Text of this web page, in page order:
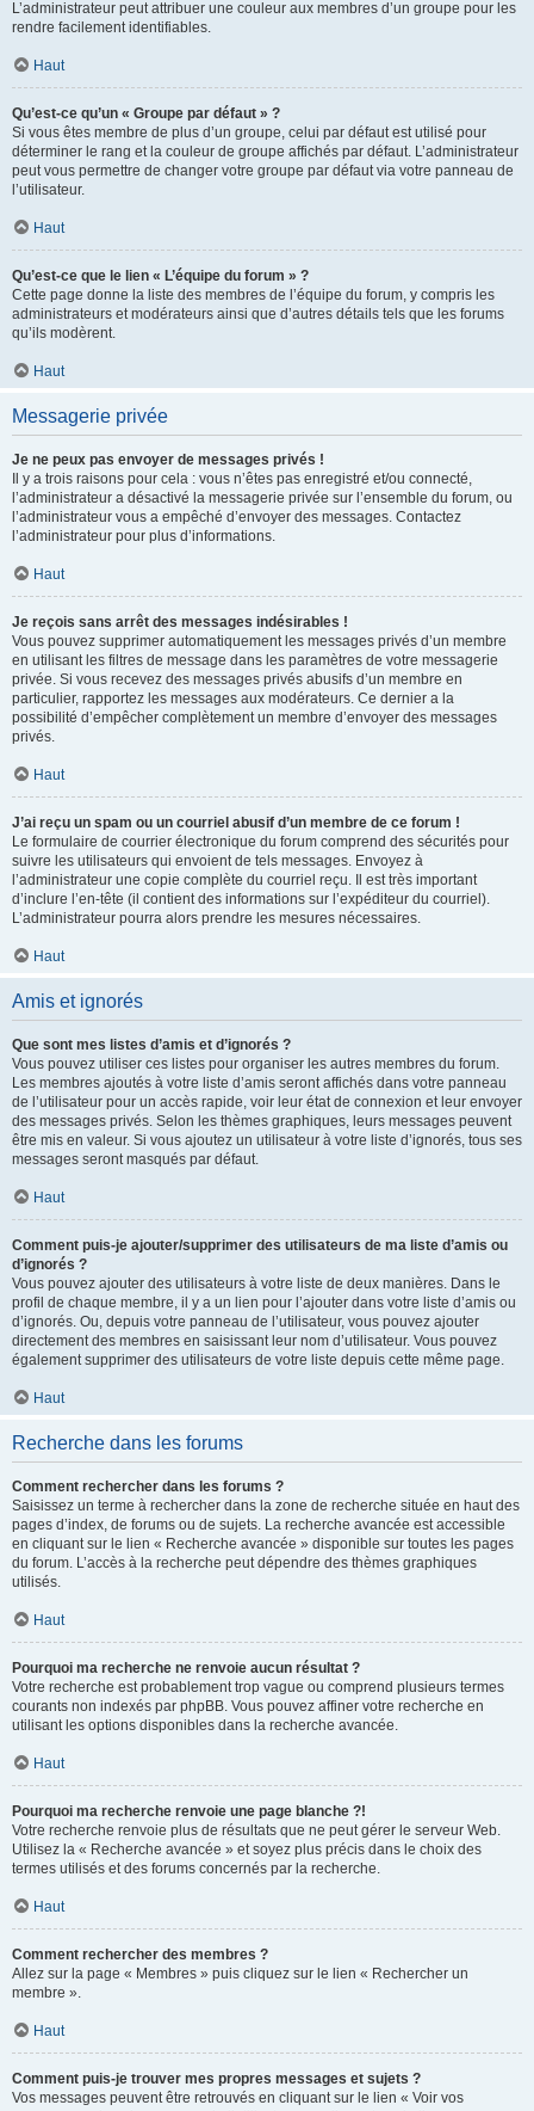
L’administrateur peut attribuer une couleur aux membres d’un groupe pour les
rendre facilement identifiables.
Haut
Qu’est-ce qu’un « Groupe par défaut » ?
Si vous êtes membre de plus d’un groupe, celui par défaut est utilisé pour
déterminer le rang et la couleur de groupe affichés par défaut. L’administrateur
peut vous permettre de changer votre groupe par défaut via votre panneau de
l’utilisateur.
Haut
Qu’est-ce que le lien « L’équipe du forum » ?
Cette page donne la liste des membres de l’équipe du forum, y compris les
administrateurs et modérateurs ainsi que d’autres détails tels que les forums
qu’ils modèrent.
Haut
Messagerie privée
Je ne peux pas envoyer de messages privés !
Il y a trois raisons pour cela : vous n’êtes pas enregistré et/ou connecté,
l’administrateur a désactivé la messagerie privée sur l’ensemble du forum, ou
l’administrateur vous a empêché d’envoyer des messages. Contactez
l’administrateur pour plus d’informations.
Haut
Je reçois sans arrêt des messages indésirables !
Vous pouvez supprimer automatiquement les messages privés d’un membre
en utilisant les filtres de message dans les paramètres de votre messagerie
privée. Si vous recevez des messages privés abusifs d’un membre en
particulier, rapportez les messages aux modérateurs. Ce dernier a la
possibilité d’empêcher complètement un membre d’envoyer des messages
privés.
Haut
J’ai reçu un spam ou un courriel abusif d’un membre de ce forum !
Le formulaire de courrier électronique du forum comprend des sécurités pour
suivre les utilisateurs qui envoient de tels messages. Envoyez à
l’administrateur une copie complète du courriel reçu. Il est très important
d’inclure l’en-tête (il contient des informations sur l’expéditeur du courriel).
L’administrateur pourra alors prendre les mesures nécessaires.
Haut
Amis et ignorés
Que sont mes listes d’amis et d’ignorés ?
Vous pouvez utiliser ces listes pour organiser les autres membres du forum.
Les membres ajoutés à votre liste d’amis seront affichés dans votre panneau
de l’utilisateur pour un accès rapide, voir leur état de connexion et leur envoyer
des messages privés. Selon les thèmes graphiques, leurs messages peuvent
être mis en valeur. Si vous ajoutez un utilisateur à votre liste d’ignorés, tous ses
messages seront masqués par défaut.
Haut
Comment puis-je ajouter/supprimer des utilisateurs de ma liste d’amis ou
d’ignorés ?
Vous pouvez ajouter des utilisateurs à votre liste de deux manières. Dans le
profil de chaque membre, il y a un lien pour l’ajouter dans votre liste d’amis ou
d’ignorés. Ou, depuis votre panneau de l’utilisateur, vous pouvez ajouter
directement des membres en saisissant leur nom d’utilisateur. Vous pouvez
également supprimer des utilisateurs de votre liste depuis cette même page.
Haut
Recherche dans les forums
Comment rechercher dans les forums ?
Saisissez un terme à rechercher dans la zone de recherche située en haut des
pages d’index, de forums ou de sujets. La recherche avancée est accessible
en cliquant sur le lien « Recherche avancée » disponible sur toutes les pages
du forum. L’accès à la recherche peut dépendre des thèmes graphiques
utilisés.
Haut
Pourquoi ma recherche ne renvoie aucun résultat ?
Votre recherche est probablement trop vague ou comprend plusieurs termes
courants non indexés par phpBB. Vous pouvez affiner votre recherche en
utilisant les options disponibles dans la recherche avancée.
Haut
Pourquoi ma recherche renvoie une page blanche ?!
Votre recherche renvoie plus de résultats que ne peut gérer le serveur Web.
Utilisez la « Recherche avancée » et soyez plus précis dans le choix des
termes utilisés et des forums concernés par la recherche.
Haut
Comment rechercher des membres ?
Allez sur la page « Membres » puis cliquez sur le lien « Rechercher un
membre ».
Haut
Comment puis-je trouver mes propres messages et sujets ?
Vos messages peuvent être retrouvés en cliquant sur le lien « Voir vos